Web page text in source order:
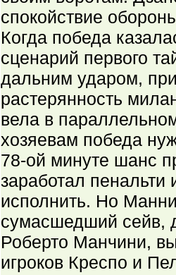
спокойствие
Когда победа
сценарий первого
дальним ударом,
растерянность
вела в
хозяевам победа
78-ой минуте шанс
заработал
исполнить. Но
сумасшедший сейв,
Роберто Манчини,
игроков Креспо и